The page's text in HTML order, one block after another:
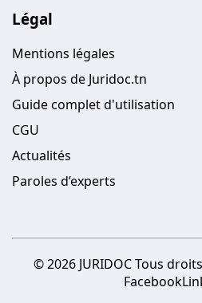
Légal
Mentions légales
À propos de Juridoc.tn
Guide complet d'utilisation
CGU
Actualités
Paroles d’experts
© 2026 JURIDOC Tous
Facebook